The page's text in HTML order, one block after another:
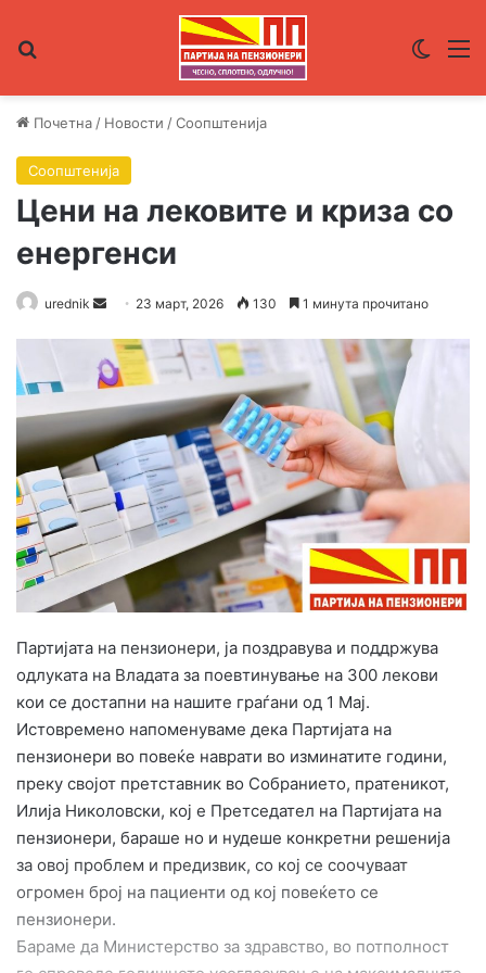
Почетна / Новости /Соопштенија
Соопштенија
Цени на лековите и криза со
енергенси
urednik
n
d
a
n
e
m
i
23 март, 2026 130 1 минута прочитано
Партијата на пензионери, ја поздравува и поддржува
одлуката на Владата за поевтинување на 300 лекови
кои се достапни на нашите граѓани од 1 Мај.
Истовремено напоменуваме дека Партијата на
пензионери во повеќе наврати во изминатите години,
преку својот претставник во Собранието, пратеникот,
Илија Николовски, кој е Претседател на Партијата на
пензионери, бараше но и нудеше конкретни решенија
за овој проблем и предизвик, со кој се соочуваат
огромен број на пациенти од кој повеќето се
пензионери.
Бараме да Министерство за здравство, во потполност